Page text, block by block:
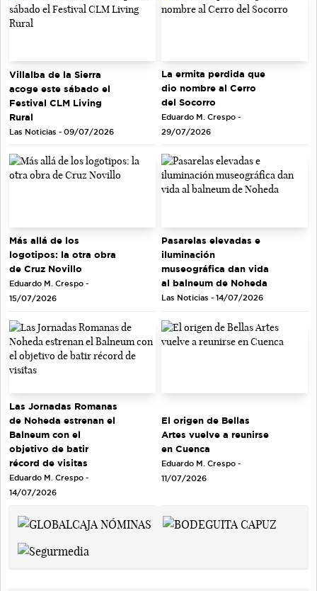
Villalba de la Sierra
acoge este sábado el
Festival CLM Living
Rural
Las Noticias - 09/07/2026
La ermita perdida que
dio nombre al Cerro
del Socorro
Eduardo M. Crespo -
29/07/2026
Más allá de los
logotipos: la otra obra
de Cruz Novillo
Eduardo M. Crespo -
15/07/2026
Pasarelas elevadas e
iluminación
museográfica dan vida
al balneum de Noheda
Las Noticias - 14/07/2026
Las Jornadas Romanas
de Noheda estrenan el
Balneum con el
objetivo de batir
récord de visitas
Eduardo M. Crespo -
14/07/2026
El origen de Bellas
Artes vuelve a reunirse
en Cuenca
Eduardo M. Crespo -
11/07/2026